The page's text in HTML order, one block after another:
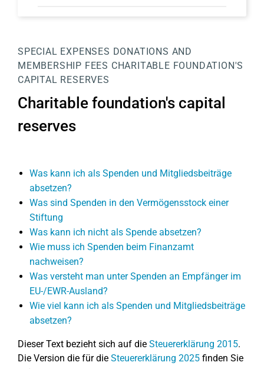
SPECIAL EXPENSES DONATIONS AND
MEMBERSHIP FEES CHARITABLE FOUNDATION'S
CAPITAL RESERVES
Charitable foundation's capital
reserves
Was kann ich als Spenden und Mitgliedsbeiträge
absetzen?
Was sind Spenden in den Vermögensstock einer
Stiftung
Was kann ich nicht als Spende absetzen?
Wie muss ich Spenden beim Finanzamt
nachweisen?
Was versteht man unter Spenden an Empfänger im
EU-/EWR-Ausland?
Wie viel kann ich als Spenden und Mitgliedsbeiträge
absetzen?
Dieser Text bezieht sich auf die Steuererklärung 2015.
Die Version die für die Steuererklärung 2025 finden Sie